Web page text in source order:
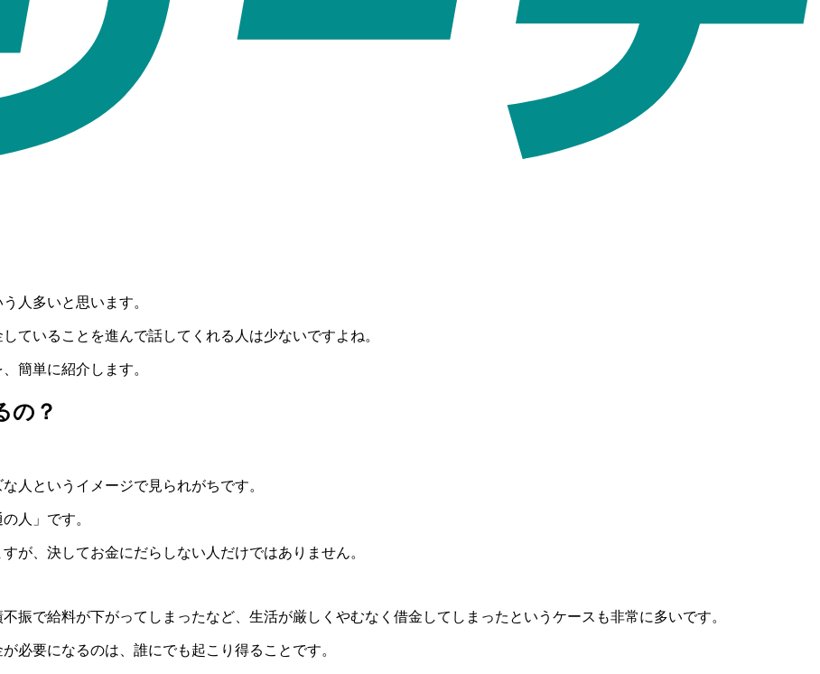
人多いと思います。
ていることを進んで話してくれる人は少ないですよね。
簡単に紹介します。
の？
人というイメージで見られがちです。
人」です。
が、決してお金にだらしない人だけではありません。
振で給料が下がってしまったなど、生活が厳しくやむなく借金してしまったというケースも非常に多いです。
必要になるのは、誰にでも起こり得ることです。